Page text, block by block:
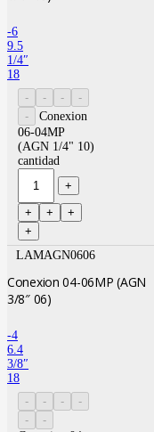
-6
9.5
1/4″
18
Conexion
06-04MP
(AGN 1/4" 10)
cantidad
LAMAGN0606
Conexion 04-06MP (AGN
3/8″ 06)
-4
6.4
3/8″
18